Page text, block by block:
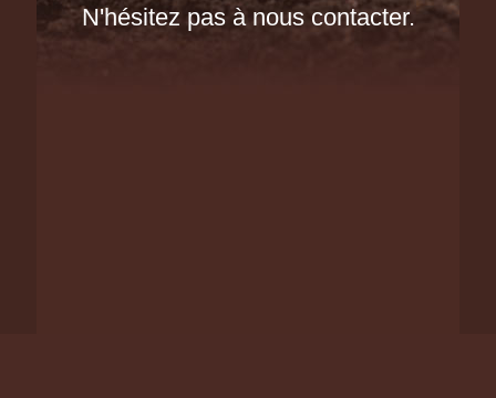
N'hésitez pas à nous contacter.